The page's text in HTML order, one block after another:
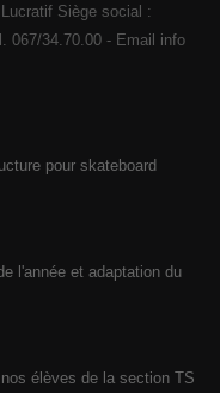
Siège social :
067/34.70.00 - Email info
pour skateboard
l'année et adaptation du
élèves de la section TS